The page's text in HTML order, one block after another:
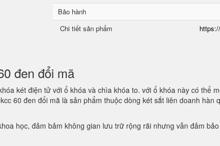
Bảo hành
Chi tiết sản phẩm
đen đổi mã
két điện tử với ổ khóa và chìa khóa to. với ổ khóa này có thể
60 đen đổi mã là sản phẩm thuộc dòng két sắt liên doanh hàn
học, đảm bảm không gian lưu trữ rộng rãi nhưng vẫn đảm